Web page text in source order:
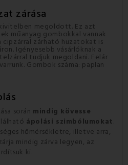
zárása
megoldott. Ez azt
műanyag gombokkal vannak
cipzárral zárható huzatokat is
Igényesebb vásárlóknak a
tudjuk megoldani. Felár
Gombok száma: paplan
során mindig kövesse
ápolási szimbólumokat.
hőmérsékletre, illetve arra,
mindig zárva legyen, az
ki.